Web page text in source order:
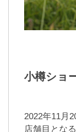
小樽ショ
2022年11月
店舗目とな